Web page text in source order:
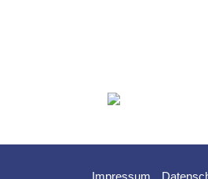
Impressum